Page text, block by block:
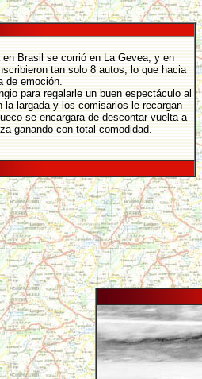
Brasil se corrió en La Gevea, y en
tan solo 8 autos, lo que hacia
de emoción.
para regalarle un buen espectáculo al
la largada y los comisarios le recargan
se encargara de descontar vuelta a
ganando con total comodidad.